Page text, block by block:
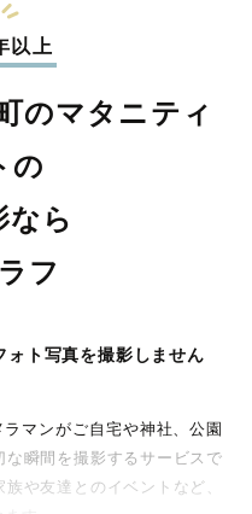
以上
のマタニティ
の
なら
フ
ォト写真を撮影しません
マンがご自宅や神社、公園
瞬間を撮影するサービスで
や友達とのイベントなど、